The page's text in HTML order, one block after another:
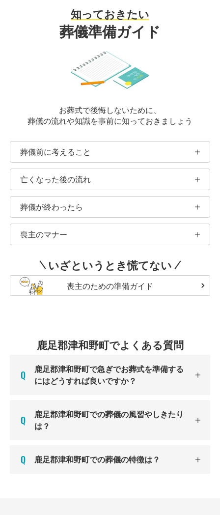
知っておきたい
葬儀準備ガイド
お葬式で後悔しないために、
葬儀の流れや知識を事前に知っておきましょう
葬儀前に考えること
亡くなった後の流れ
葬儀が終わったら
喪主のマナー
いざというとき慌てない
喪主のための準備ガイド
鹿足郡津和野町でよくある質問
鹿足郡津和野町で急ぎでお葬式を準備する
にはどうすれば良いですか？
鹿足郡津和野町での葬儀の風習やしきたり
は？
鹿足郡津和野町での葬儀の特徴は？